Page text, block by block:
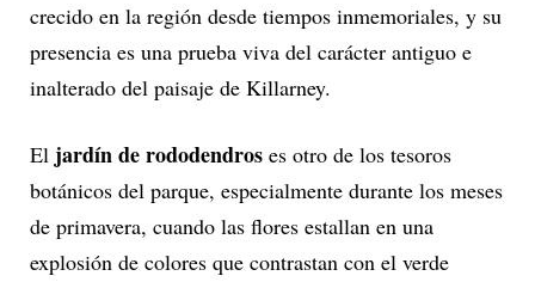
crecido en la región desde tiempos inmemoriales, y su
presencia es una prueba viva del carácter antiguo e
inalterado del paisaje de Killarney.
El jardín de rododendros es otro de los tesoros
botánicos del parque, especialmente durante los meses
de primavera, cuando las flores estallan en una
explosión de colores que contrastan con el verde